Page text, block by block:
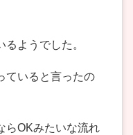
ようでした。
ていると言ったの
らOKみたいな流れ